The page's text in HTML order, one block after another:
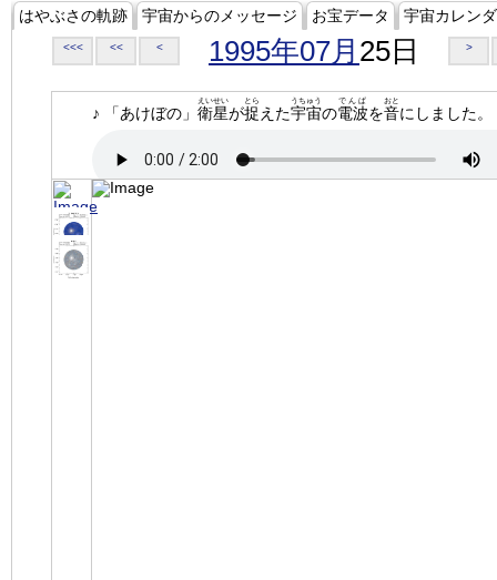
はやぶさの軌跡 宇宙からのメッセージ お宝データ 宇宙カレン
<<< << < 1995年07月 25日 >
♪ 「あけぼの」 衛星
えいせい
が捉
とら
えた宇宙
うちゅう
の電波
でんぱ
を音
おと
にしました。